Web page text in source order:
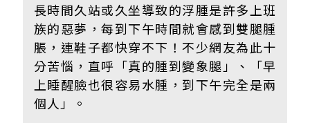
長時間久站或久坐導致的浮腫是許多上班
族的惡夢，每到下午時間就會感到雙腿腫
脹，連鞋子都快穿不下！不少網友為此十
分苦惱，直呼「真的腫到變象腿」、「早
上睡醒臉也很容易水腫，到下午完全是兩
個人」。